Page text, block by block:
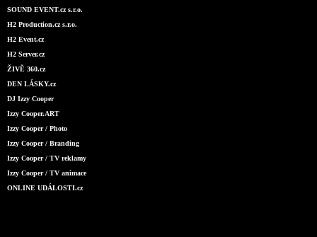
SOUND EVENT.cz s.r.o.
H2 Production.cz s.r.o.
H2 Event.cz
H2 Server.cz
ŽIVĚ 360.cz
DEN LÁSKY.cz
DJ Izzy Cooper
Izzy Cooper.ART
Izzy Cooper / Photo
Izzy Cooper / Branding
Izzy Cooper / TV reklamy
Izzy Cooper / TV animace
ONLINE UDÁLOSTI.cz